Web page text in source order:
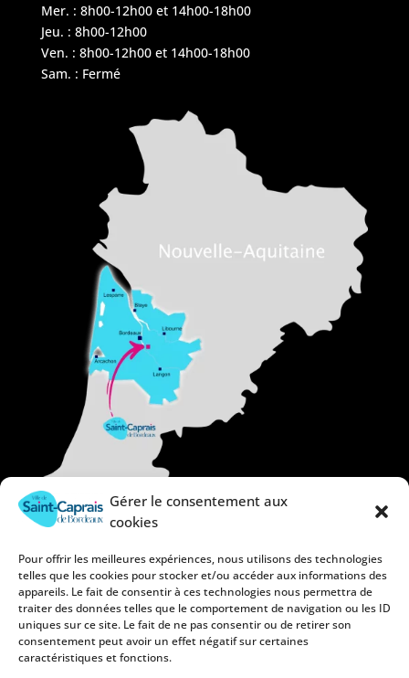
Gérer le consentement aux
cookies
Pour offrir les meilleures expériences, nous utilisons des technologies
telles que les cookies pour stocker et/ou accéder aux informations des
appareils. Le fait de consentir à ces technologies nous permettra de
traiter des données telles que le comportement de navigation ou les ID
uniques sur ce site. Le fait de ne pas consentir ou de retirer son
consentement peut avoir un effet négatif sur certaines
caractéristiques et fonctions.
Mer. : 8h00-12h00 et 14h00-18h00
Jeu. : 8h00-12h00
Ven. : 8h00-12h00 et 14h00-18h00
Sam. : Fermé